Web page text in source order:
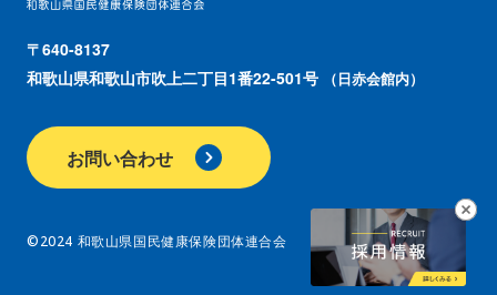
〒640-8137
和歌山県和歌山市吹上二丁目1番22-501号
（日赤会館内）
お問い合わせ
©2024 和歌山県国民健康保険団体連合会